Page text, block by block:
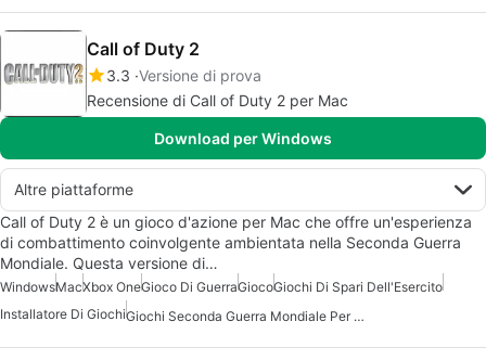
Call of Duty 2
3.3 Versione di prova
Recensione di Call of Duty 2 per Mac
Download per Windows
Altre piattaforme
Call of Duty 2 è un gioco d'azione per Mac che offre un'esperienza
di combattimento coinvolgente ambientata nella Seconda Guerra
Mondiale. Questa versione di…
WindowsMacXbox OneGioco Di GuerraGiocoGiochi Di Spari Dell'Esercito
Installatore Di Giochi
Giochi Seconda Guerra Mondiale Per Windows